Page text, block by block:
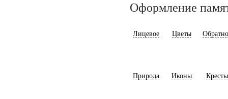
Оформление
Лицевое Цветы
Природа Иконы Кресты